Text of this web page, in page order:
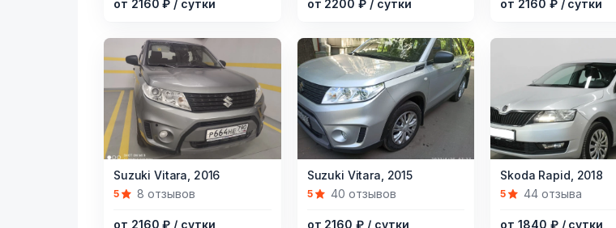
от 2160 ₽ / сутки от 2200 ₽ / сутки от 2160 ₽ / сутки
Item
Suzuki Vitara, 2016
5 8 отзывов
от 2160 ₽ / сутки
Item
Suzuki Vitara, 2015
5 40 отзывов
от 2160 ₽ / сутки
Item
Skoda Rapid, 2018
5 44 отзыва
от 1840 ₽ / сутки